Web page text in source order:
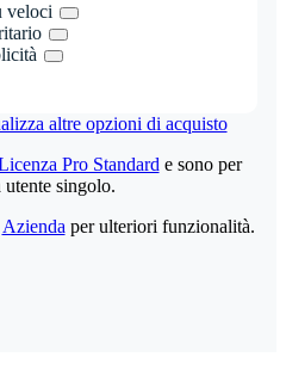
veloci
altre opzioni di acquisto
Pro Standard e sono per
utente singolo.
Azienda per ulteriori funzionalità.